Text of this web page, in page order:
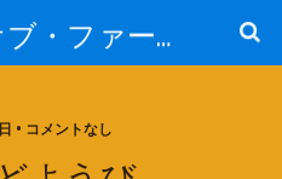
スタイル・オブ・ファー・イースト
• コメントなし